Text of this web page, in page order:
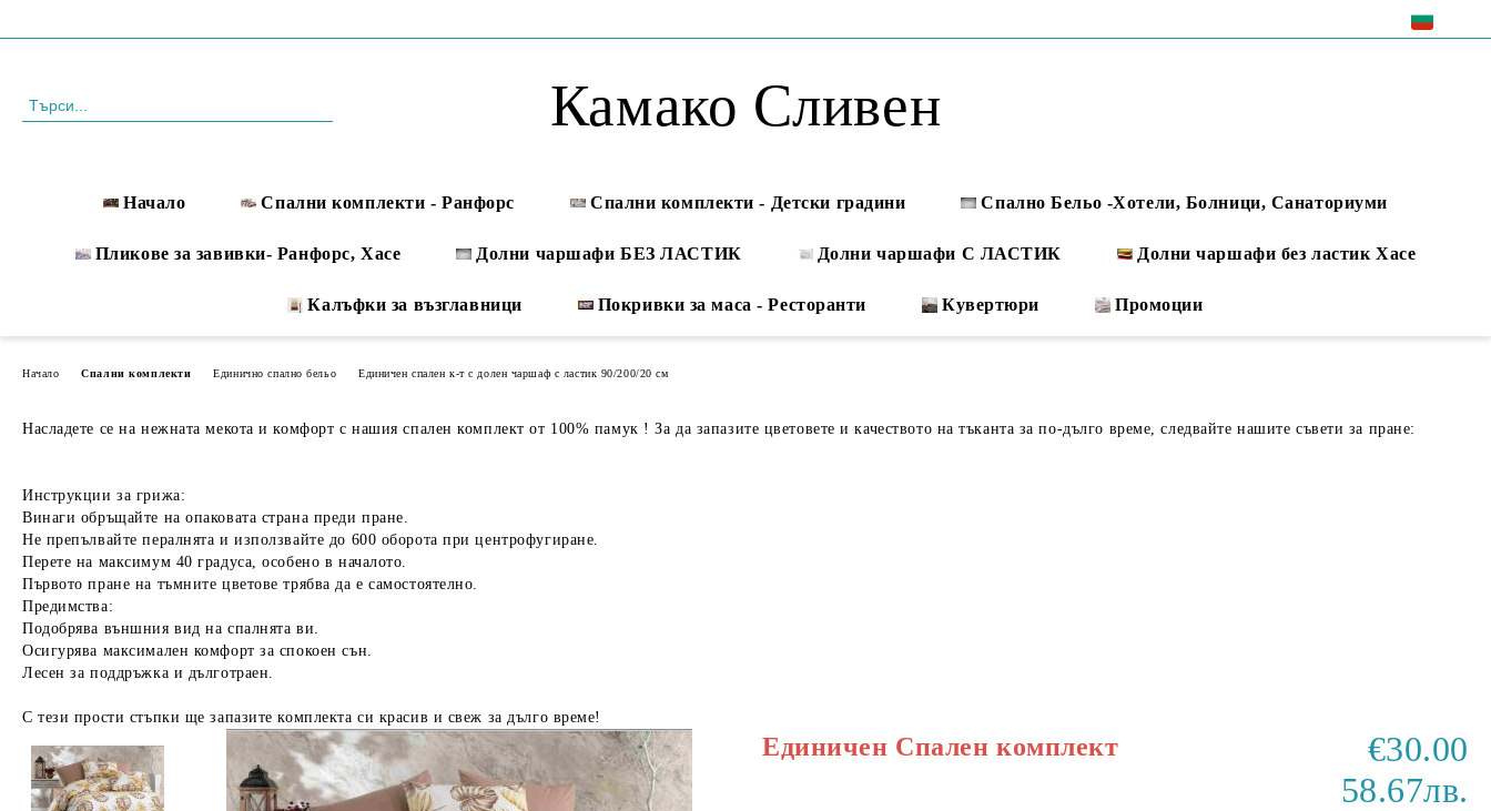
Камако Сливен
Начало Спални комплекти - Ранфорс Спални комплекти - Детски градини Спално Бельо -Хотели, Болници, Санаториуми
Пликове за завивки- Ранфорс, Хасе Долни чаршафи БЕЗ ЛАСТИК Долни чаршафи С ЛАСТИК Долни чаршафи без ластик Хасе
Калъфки за възглавници Покривки за маса - Ресторанти Кувертюри Промоции
Начало Спални комплекти Единично спално бельо Единичен спален к-т с долен чаршаф с ластик 90/200/20 см
Насладете се на нежната мекота и комфорт с нашия спален комплект от 100% памук ! За да запазите цветовете и качеството на тъканта за по-дълго време, следвайте нашите съвети за пране:
Инструкции за грижа:
Винаги обръщайте на опаковата страна преди пране.
Не препълвайте пералнята и използвайте до 600 оборота при центрофугиране.
Перете на максимум 40 градуса, особено в началото.
Първото пране на тъмните цветове трябва да е самостоятелно.
Предимства:
Подобрява външния вид на спалнята ви.
Осигурява максимален комфорт за спокоен сън.
Лесен за поддръжка и дълготраен.
С тези прости стъпки ще запазите комплекта си красив и свеж за дълго време!
Единичен Спален комплект
€30.00
58.67лв.